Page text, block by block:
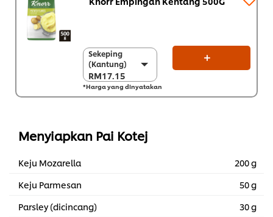
Sekeping
(Kantung)
RM17.15
Sekeping
(Kantung)
RM17.15
Sekarton (12 x 500
*Harga yang dinyatakan
Menyiapkan Pai Kotej
Keju Mozarella
200 g
Keju Parmesan
50 g
Parsley (dicincang)
30 g